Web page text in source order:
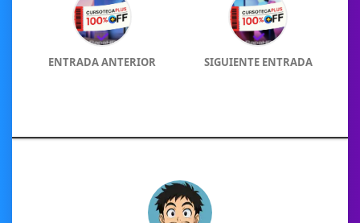
ENTRADA ANTERIOR SIGUIENTE ENTRADA